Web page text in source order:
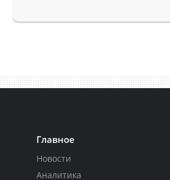
Главное
Новости
Аналитика